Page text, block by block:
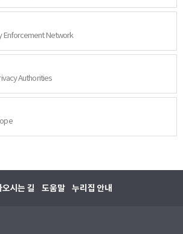
Enforcement Network
Authorities
시는 길 도움말 누리집 안내